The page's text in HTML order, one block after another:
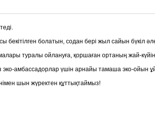
бекітілген болатын, содан бері жыл сайын бүкіл
туралы ойлануға, қоршаған ортаның жай-
эко-амбассадорлар үшін арнайы тамаша эко-ойын
шын жүректен құттықтаймыз!